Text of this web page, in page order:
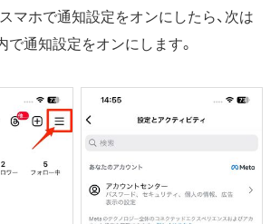
マホで通知設定をオンにしたら、次は
で通知設定をオンにします。